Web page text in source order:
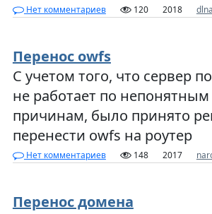
Нет комментариев 120 2018 dlna
Перенос owfs
С учетом того, что сервер
не работает по непонятным
причинам, было принято
перенести owfs на роутер
Нет комментариев 148 2017
Перенос домена